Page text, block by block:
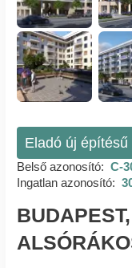
Eladó új építésű
Belső azonosító: C-
Ingatlan azonosító: